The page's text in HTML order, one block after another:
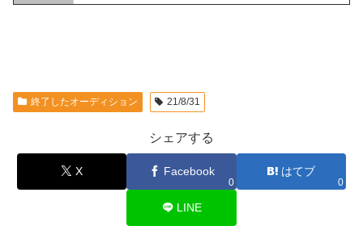
終了したオーディション 21/8/31
シェアする
X Facebook
0
はてブ
0
LINE